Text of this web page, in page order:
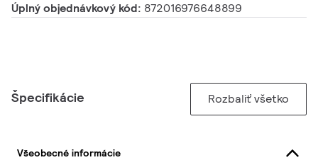
Úplný objednávkový kód: 872016976648899
Špecifikácie Rozbaliť všetko
Všeobecné informácie